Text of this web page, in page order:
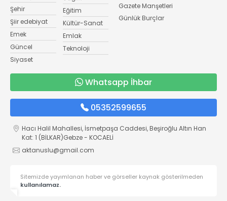
Şehir
Şiir edebiyat
Emek
Güncel
Siyaset
Eğitim
Kültür-Sanat
Emlak
Teknoloji
Gazete Manşetleri
Günlük Burçlar
Whatsapp İhbar
05352599655
Hacı Halil Mahallesi, İsmetpaşa Caddesi, Beşiroğlu Altın Han
Kat: 1 (BİLKAR)Gebze - KOCAELİ
aktanuslu@gmail.com
Sitemizde yayımlanan haber ve görseller kaynak gösterilmeden
kullanılamaz.